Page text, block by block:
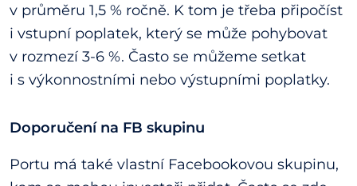
v průměru 1,5 % ročně. K tom je třeba připočíst
i vstupní poplatek, který se může pohybovat
v rozmezí 3-6 %. Často se můžeme setkat
i s výkonnostními nebo výstupními poplatky.
Doporučení na FB skupinu
Portu má také vlastní Facebookovou skupinu,